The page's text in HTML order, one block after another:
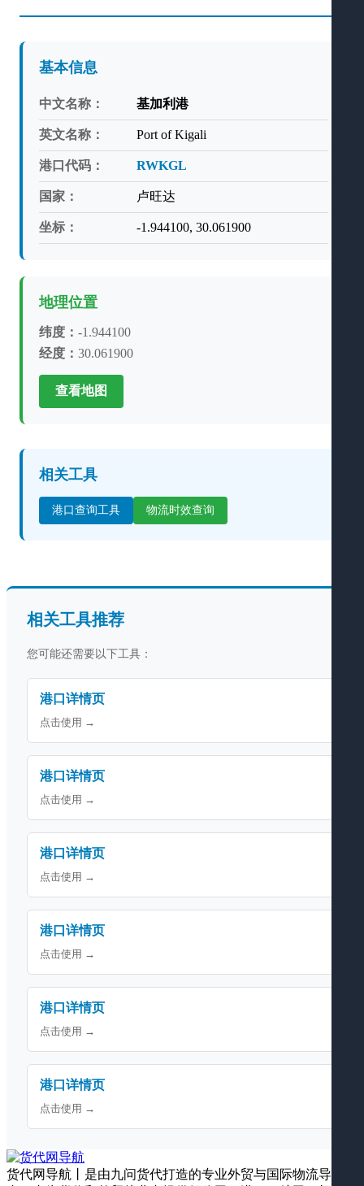
基本信息
中文名称： 基加利港
英文名称： Port of Kigali
港口代码： RWKGL
国家： 卢旺达
坐标： -1.944100, 30.061900
地理位置
纬度： -1.944100
经度： 30.061900
查看地图
相关工具
港口查询工具 物流时效查询
相关工具推荐
您可能还需要以下工具：
港口详情页
点击使用 →
港口详情页
点击使用 →
港口详情页
点击使用 →
港口详情页
点击使用 →
港口详情页
点击使用 →
港口详情页
点击使用 →
货代网导航丨是由九问货代打造的专业外贸与国际物流导航平